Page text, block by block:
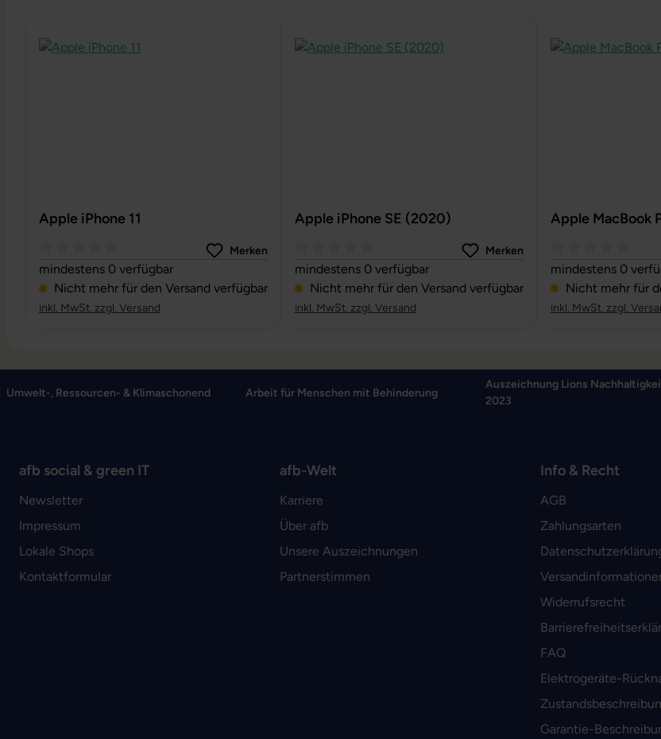
Apple iPhone 11
Durchschnittliche Bewertung von 0 von 5 Sternen
Merken
mindestens 0 verfügbar
Nicht mehr für den Versand verfügbar
inkl. MwSt. zzgl. Versand
Apple iPhone SE (2020)
Durchschnittliche Bewertung von 0 von 5 Sternen
Merken
mindestens 0 verfügbar
Nicht mehr für den Versand verfügbar
inkl. MwSt. zzgl. Versand
Apple MacBook
Durchschnittliche
mindestens 0
Nicht mehr für
inkl. MwSt. zzgl.
Umwelt-, Ressourcen- & Klimaschonend Arbeit für Menschen mit Behinderung
Auszeichnung Lions
2023
afb social & green IT
Newsletter
Impressum
Lokale Shops
Kontaktformular
afb-Welt
Karriere
Über afb
Unsere Auszeichnungen
Partnerstimmen
Info & Recht
AGB
Zahlungsarten
Widerrufsrecht
FAQ
Elektrogeräte-
Garantie-